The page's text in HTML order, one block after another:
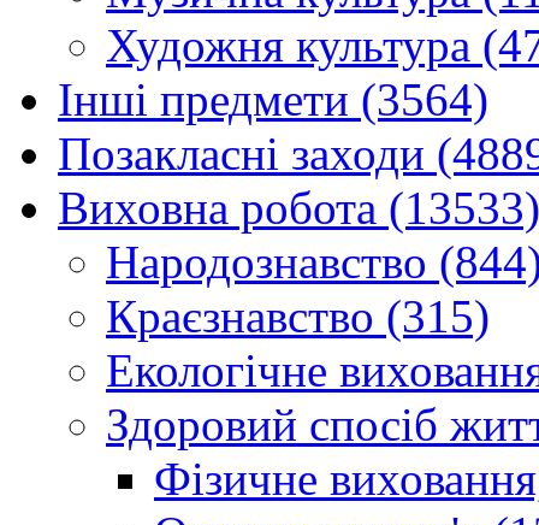
Художня культура
Інші предмети (3564)
Позакласні заходи
Виховна робота (13533)
Народознавство
Краєзнавство (315)
Екологічне
Здоровий спосіб
Фізичне